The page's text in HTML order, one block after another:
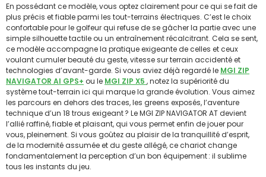
En possédant ce modèle, vous optez clairement pour ce qui se fait de
plus précis et fiable parmi les tout-terrains électriques. C’est le choix
confortable pour le golfeur qui refuse de se gâcher la partie avec une
simple silhouette tactile ou un entraînement récalcitrant. Cela se sent,
ce modèle accompagne la pratique exigeante de celles et ceux
voulant cumuler beauté du geste, vitesse sur terrain accidenté et
technologies d’avant-garde. Si vous aviez déjà regardé le MGI ZIP
NAVIGATOR AI GPS+ ou le MGI ZIP X5 , notez la supériorité du
système tout-terrain ici qui marque la grande évolution. Vous aimez
les parcours en dehors des traces, les greens exposés, l’aventure
technique d’un 18 trous exigeant ? Le MGI ZIP NAVIGATOR AT devient
l’allié raffiné, fiable et plaisant, qui vous permet enfin de jouer pour
vous, pleinement. Si vous goûtez au plaisir de la tranquillité d’esprit,
de la modernité assumée et du geste allégé, ce chariot change
fondamentalement la perception d’un bon équipement : il sublime
tous les instants du jeu.